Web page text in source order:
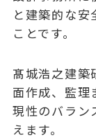
と建築的な
ことです。
髙城浩之建築
面作成、監理
現性のバラン
えます。